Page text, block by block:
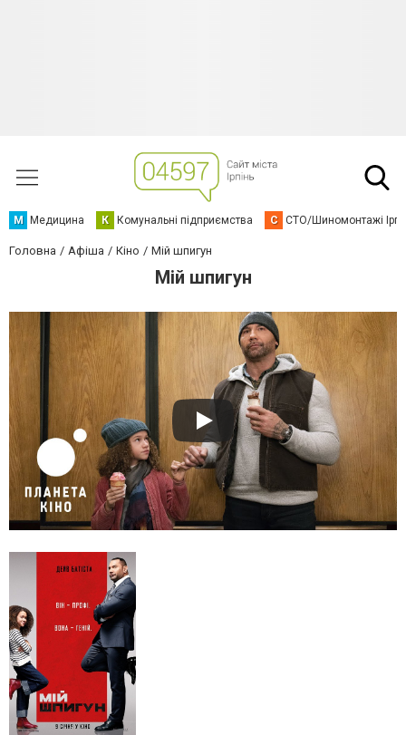
М Медицина К Комунальні підприємства С СТО/Шиномонтажі
Головна Афіша Кіно Мій шпигун
Мій шпигун